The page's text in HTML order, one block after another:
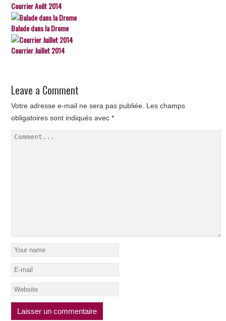
Courrier Août 2014
Balade dans la Drome
Courrier Juillet 2014
Leave a Comment
Votre adresse e-mail ne sera pas publiée. Les champs
obligatoires sont indiqués avec*